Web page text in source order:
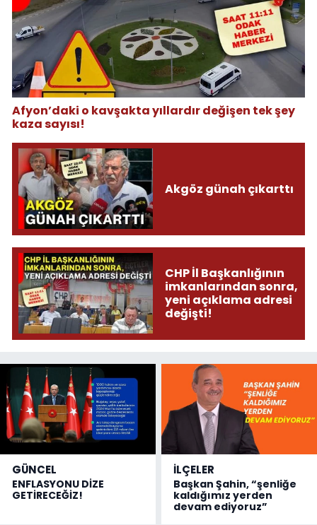
Afyon’daki o kavşakta yıllardır değişen tek şey
kaza sayısı!
Akgöz günah çıkarttı
CHP İl Başkanlığının
imkanlarından sonra,
yeni açıklama adresi
değişti!
GÜNCEL
ENFLASYONU DİZE
GETİRECEĞİZ!
İLÇELER
Başkan Şahin, “şenliğe
kaldığımız yerden
devam ediyoruz”